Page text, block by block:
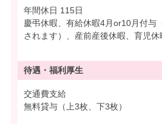
年間休日 115日
慶弔休暇、有給休暇4月or10月付与
されます）、産前産後休暇、育児休
待遇・ 福利厚生
交通費支給
無料貸与（上3枚、下3枚）